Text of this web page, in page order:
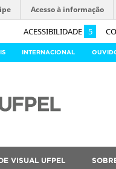
ACESSIBILIDADE 5
Acesso à informação
INTERNACIONAL
VISUAL UFPEL